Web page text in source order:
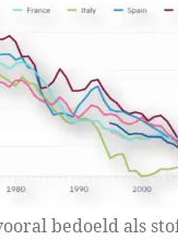
bedoeld als